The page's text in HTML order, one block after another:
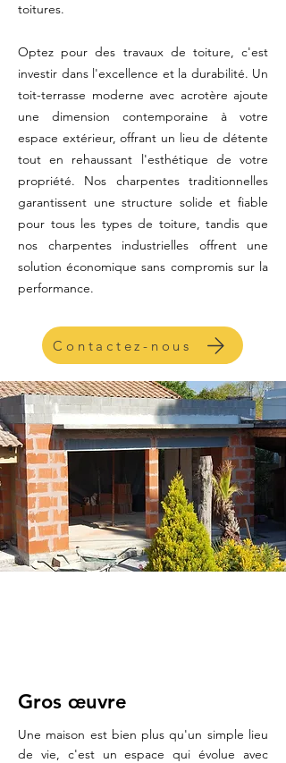
toitures.
Optez pour des travaux de toiture, c'est
investir dans l'excellence et la durabilité. Un
toit-terrasse moderne avec acrotère ajoute
une dimension contemporaine à votre
espace extérieur, offrant un lieu de détente
tout en rehaussant l'esthétique de votre
propriété. Nos charpentes traditionnelles
garantissent une structure solide et fiable
pour tous les types de toiture, tandis que
nos charpentes industrielles offrent une
solution économique sans compromis sur la
performance.
Contactez-nous
Gros œuvre
Une maison est bien plus qu'un simple lieu
de vie, c'est un espace qui évolue avec